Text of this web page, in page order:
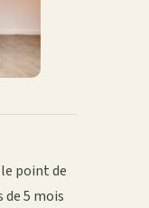
point de
de 5 mois